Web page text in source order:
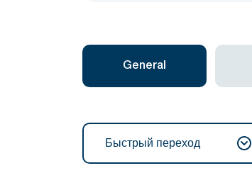
General
Быстрый переход